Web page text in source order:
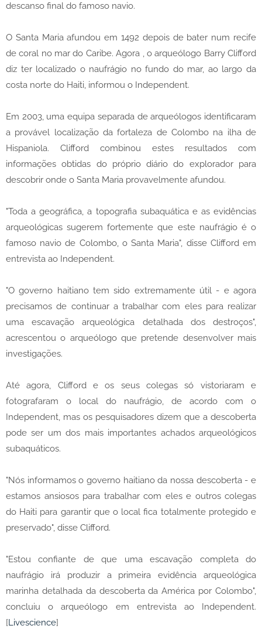
descanso final do famoso navio.
O Santa Maria afundou em 1492 depois de bater num recife
de coral no mar do Caribe. Agora , o arqueólogo Barry Clifford
diz ter localizado o naufrágio no fundo do mar, ao largo da
costa norte do Haiti, informou o Independent.
Em 2003, uma equipa separada de arqueólogos identificaram
a provável localização da fortaleza de Colombo na ilha de
Hispaniola. Clifford combinou estes resultados com
informações obtidas do próprio diário do explorador para
descobrir onde o Santa Maria provavelmente afundou.
"Toda a geográfica, a topografia subaquática e as evidências
arqueológicas sugerem fortemente que este naufrágio é o
famoso navio de Colombo, o Santa Maria", disse Clifford em
entrevista ao Independent.
"O governo haitiano tem sido extremamente útil - e agora
precisamos de continuar a trabalhar com eles para realizar
uma escavação arqueológica detalhada dos destroços",
acrescentou o arqueólogo que pretende desenvolver mais
investigações.
Até agora, Clifford e os seus colegas só vistoriaram e
fotografaram o local do naufrágio, de acordo com o
Independent, mas os pesquisadores dizem que a descoberta
pode ser um dos mais importantes achados arqueológicos
subaquáticos.
"Nós informamos o governo haitiano da nossa descoberta - e
estamos ansiosos para trabalhar com eles e outros colegas
do Haiti para garantir que o local fica totalmente protegido e
preservado", disse Clifford.
"Estou confiante de que uma escavação completa do
naufrágio irá produzir a primeira evidência arqueológica
marinha detalhada da descoberta da América por Colombo",
concluiu o arqueólogo em entrevista ao Independent.
[Livescience]